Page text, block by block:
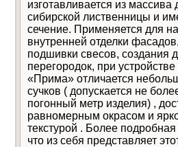
изготавливается из массива
сибирской лиственницы и
сечение. Применяется для
внутренней отделки
подшивки свесов, создания
перегородок, при
«Прима» отличается
cучков ( допускается не
погонный метр изделия) ,
равномерным окрасом и
текстурой . Более
что из себя представляет
Отправить Даюсогласие